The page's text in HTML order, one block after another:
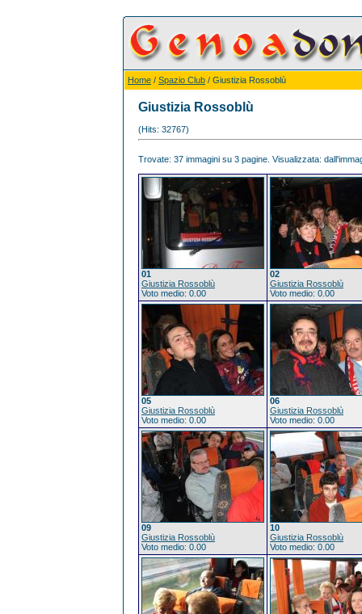
Home / Spazio Club / Giustizia Rossoblù
Giustizia Rossoblù
(Hits: 32767)
Trovate: 37 immagini su 3 pagine. Visualizzata:
01
Giustizia Rossoblù
Voto medio: 0.00
02
Giustizia Rossoblù
Voto medio: 0.00
05
Giustizia Rossoblù
Voto medio: 0.00
06
Giustizia Rossoblù
Voto medio: 0.00
09
Giustizia Rossoblù
Voto medio: 0.00
10
Giustizia Rossoblù
Voto medio: 0.00